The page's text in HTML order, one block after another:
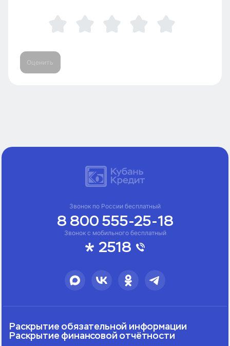
Оценить
Звонок с мобильного бесплатный
2518
Звонок по России бесплатный
8 800 555-25-18
Раскрытие обязательной информации
Раскрытие финансовой отчётности